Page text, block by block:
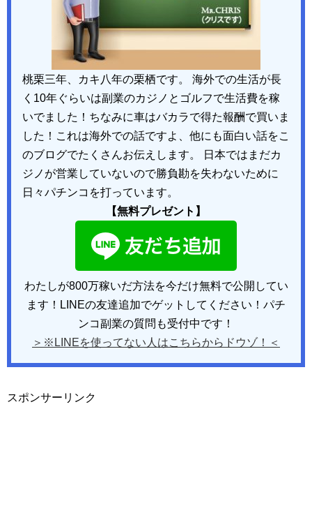
桃栗三年、カキ八年の栗栖です。 海外での生活が長
く10年ぐらいは副業のカジノとゴルフで生活費を稼
いでました！ちなみに車はバカラで得た報酬で買いま
した！これは海外での話ですよ、他にも面白い話をこ
のブログでたくさんお伝えします。 日本ではまだカ
ジノが営業していないので勝負勘を失わないために
日々パチンコを打っています。
【無料プレゼント】
わたしが800万稼いだ方法を今だけ無料で公開してい
ます！LINEの友達追加でゲットしてください！パチ
ンコ副業の質問も受付中です！
＞※LINEを使ってない人はこちらからドウゾ！＜
スポンサーリンク